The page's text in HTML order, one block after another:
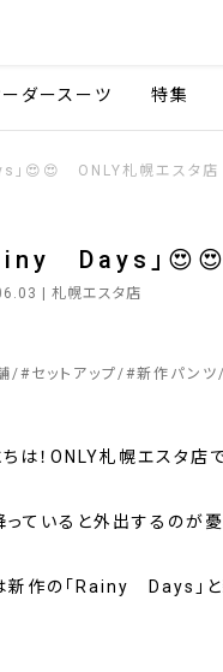
ーダースーツ 特集
」😍😍 ONLY札幌エスタ店
Days」
| 札幌エスタ店
#セットアップ #新作パンツ
は！ONLY札幌エスタ店
っていると外出するのが
新作の「Rainy Days」と